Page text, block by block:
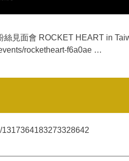
絲見面會 ROCKET HEART in
rocketheart-f6a0ae …
1317364183273328642